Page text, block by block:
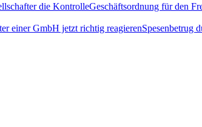
Geschäftsordnung für den
Spesenbetrug